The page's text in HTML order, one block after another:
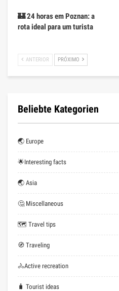
🏰 24 horas em Poznan: a
rota ideal para um turista
ANTERIOR PRÓXIMO
Beliebte Kategorien
🌏 Europe
🌟Interesting facts
🌏 Asia
🤔 Miscellaneous
🗺 Travel tips
🧭 Traveling
🚴Active recreation
🧳 Tourist ideas